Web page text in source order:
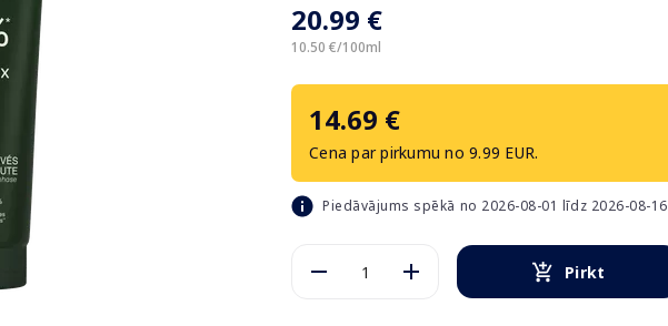
20.99 €
10.50 €/100ml
14.69 €
Cena par pirkumu no 9.99 EUR.
Piedāvājums spēkā no 2026-08-01 līdz 2026-08-16
Pirkt